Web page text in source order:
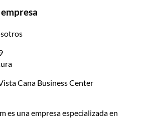
Cana Business Center
es una empresa especializada en